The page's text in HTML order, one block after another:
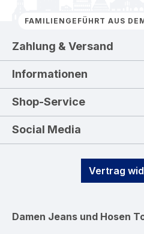
FAMILIENGEFÜHRT AUS
Zahlung & Versand
Informationen
Shop-Service
Social Media
Vertrag
Damen Jeans und Hosen